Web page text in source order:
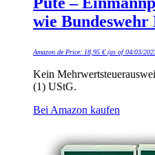
wie Bundeswehr
Amazon.de Price: 18,95 €(as of 04/03/
Kein
(1) UStG.
Bei Amazon kaufen